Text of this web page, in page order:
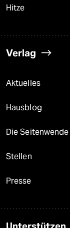
Hitze
Verlag
Aktuelles
Hausblog
Die Seitenwende
Stellen
Presse